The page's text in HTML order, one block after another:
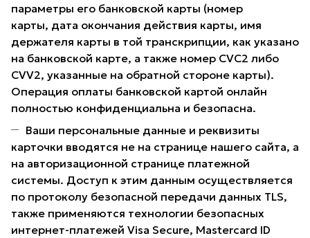
параметры его банковской карты (номер
карты, дата окончания действия карты, имя
держателя карты в той транскрипции, как указано
на банковской карте, а также номер CVC2 либо
CVV2, указанные на обратной стороне карты).
Операция оплаты банковской картой онлайн
полностью конфиденциальна и безопасна.
Ваши персональные данные и реквизиты
карточки вводятся не на странице нашего сайта, а
на авторизационной странице платежной
системы. Доступ к этим данным осуществляется
по протоколу безопасной передачи данных TLS,
также применяются технологии безопасных
интернет-платежей Visa Secure, Mastercard ID